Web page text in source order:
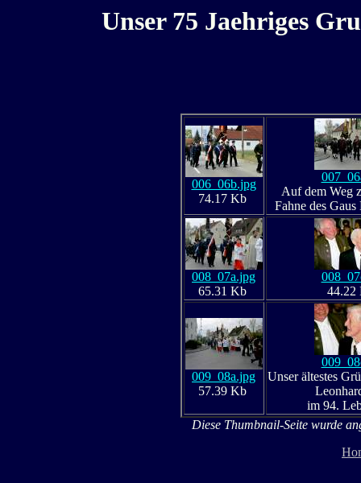
Unser 75 Jaehriges
006_06b.jpg
74.17 Kb
Auf dem Weg
Fahne des
008_07a.jpg
65.31 Kb
009_08a.jpg
57.39 Kb
Unser ältestes
im 94.
Diese Thumbnail-Seite wurde